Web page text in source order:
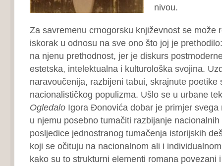
nivou.
Za savremenu crnogorsku književnost se može
iskorak u odnosu na sve ono što joj je
na njenu prethodnost, jer je diskurs
estetska, intelektualna i kulturološka svojina.
naravoučenija, razbijeni tabui, skrajnute poetike
nacionalističkog populizma. Ušlo se u urbane
OgledaloIgora Đonovića dobar je primjer svega
u njemu posebno tumačiti razbijanje
posljedice jednostranog tumačenja istorijskih
koji se očituju na nacionalnom ali i
kako su to strukturni elementi romana povezani